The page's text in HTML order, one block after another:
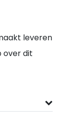
leveren
over dit